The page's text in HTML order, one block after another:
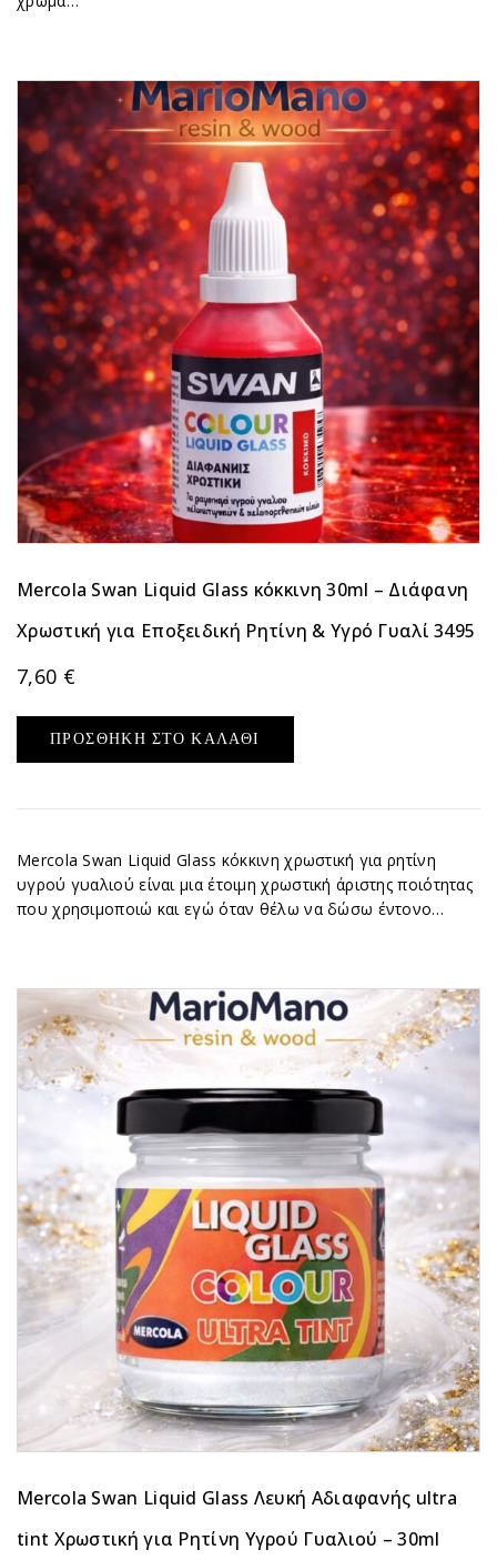
Mercola Swan Liquid Glass κόκκινη 30ml – Διάφανη
Χρωστική για Εποξειδική Ρητίνη & Υγρό Γυαλί 3495
7,60 €
ΠΡΟΣΘΉΚΗ ΣΤΟ ΚΑΛΆΘΙ
Mercola Swan Liquid Glass κόκκινη χρωστική για ρητίνη
υγρού γυαλιού είναι μια έτοιμη χρωστική άριστης ποιότητας
που χρησιμοποιώ και εγώ όταν θέλω να δώσω έντονο…
Mercola Swan Liquid Glass Λευκή Αδιαφανής ultra
tint Χρωστική για Ρητίνη Υγρού Γυαλιού – 30ml